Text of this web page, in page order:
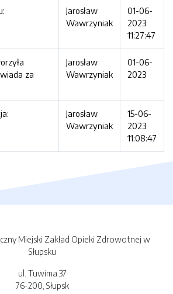
Jarosław
Wawrzyniak
01-06-
2023
11:27:47
za
Jarosław
Wawrzyniak
01-06-
2023
Jarosław
Wawrzyniak
15-06-
2023
11:08:47
Miejski Zakład Opieki Zdrowotnej w
Słupsku
ul. Tuwima 37
76-200, Słupsk